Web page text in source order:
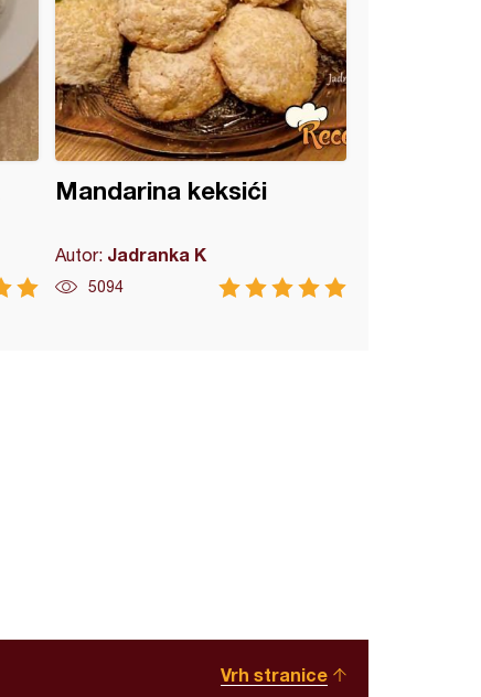
Mandarina keksići
Autor: Jadranka K
5094
Vrh stranice